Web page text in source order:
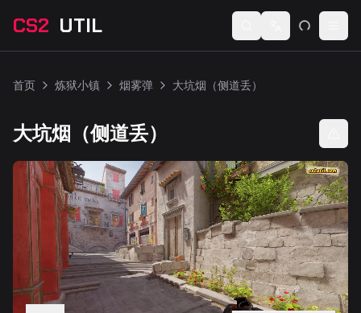
CS2 UTIL Switch language
首页 炼狱小镇 烟雾弹 大坑烟（侧道丢）
大坑烟（侧道丢）